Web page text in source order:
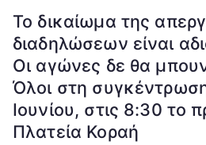
Το δικαίωμα της
διαδηλώσεων είναι
Οι αγώνες δε θα
Όλοι στη
Ιουνίου, στις 8:30 το
Πλατεία Κοραή